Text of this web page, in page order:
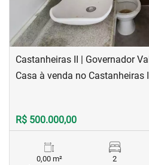
Castanheiras II | Governador
Casa à venda no Castanheiras
R$ 500.000,00
0,00 m²
2